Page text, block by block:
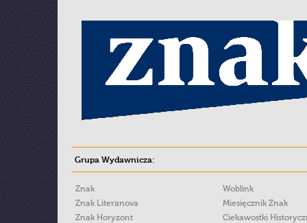
Grupa Wydawnicza:
Znak
Znak Literanova
Znak Horyzont
Woblink
Miesięcznik Znak
Ciekawostki